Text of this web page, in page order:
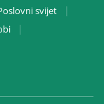
svijet